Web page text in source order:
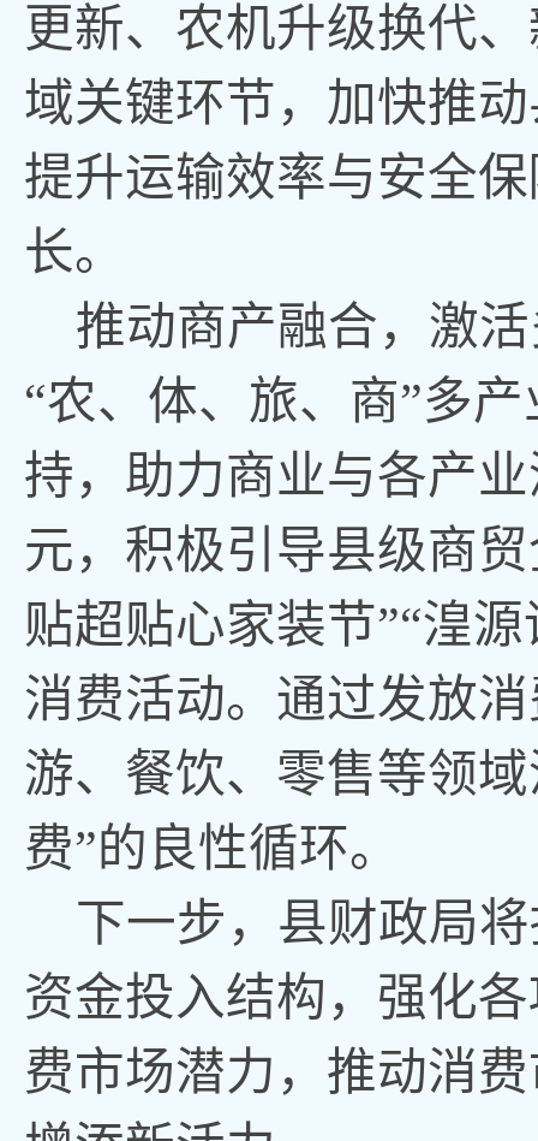
更新、农机升级换代
域关键环节，加快推
提升运输效率与安全
长。
推动商产融合， 激
“农、体、旅、商”多
持，助力商业与各产
元，积极引导县级商
贴超贴心家装节”“湟
消费活动。通过发放
游、餐饮、零售等领
费”的良性循环。
下一步 ， 县财政局
资金投入结构 ， 强化
费市场潜力 ， 推动消